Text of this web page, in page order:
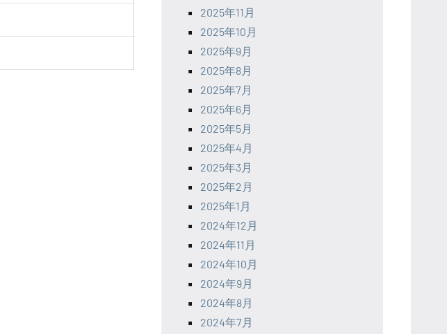
2025年11月
2025年10月
2025年9月
2025年8月
2025年7月
2025年6月
2025年5月
2025年4月
2025年3月
2025年2月
2025年1月
2024年12月
2024年11月
2024年10月
2024年9月
2024年8月
2024年7月